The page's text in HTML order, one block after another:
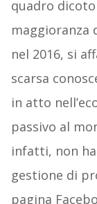
quadro
maggioranza
nel 2016, si
scarsa
in atto
passivo al
infatti, non
gestione di
pagina